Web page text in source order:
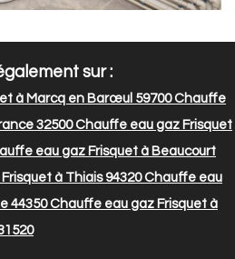
sur :
à Marcq en Barœul 59700Chauffe
32500Chauffe eau gaz Frisquet
eau gaz Frisquet à Beaucourt
à Thiais 94320Chauffe eau
44350Chauffe eau gaz Frisquet à